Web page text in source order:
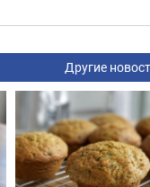
Другие